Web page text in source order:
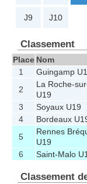
J9 J10
Classement
Place Nom
1
Guingamp
2
La Roche-
U19
3
Soyaux U19
4
Bordeaux
5
Rennes
U19
6
Saint-Malo
Classement